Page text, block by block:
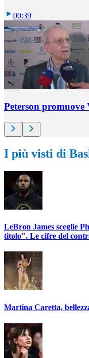
00:39
Peterson promuove
I più visti di
LeBron James sceglie
titolo". Le cifre del
Martina Caretta,